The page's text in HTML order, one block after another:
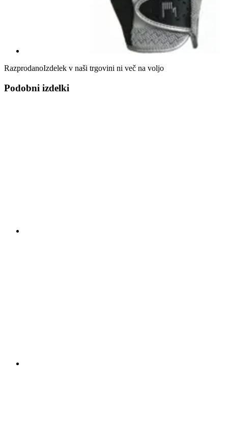
RazprodanoIzdelek v naši trgovini ni več na voljo
Podobni izdelki